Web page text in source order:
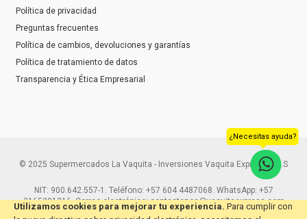
Utilizamos cookies para mejorar tu experiencia. Para cumplir con
Política de privacidad
Preguntas frecuentes
Política de cambios, devoluciones y garantías
Política de tratamiento de datos
Transparencia y Ética Empresarial
© 2025 Supermercados La Vaquita - Inversiones Vaquita Express S.A.S
NIT: 900.642.557-1. Teléfono: +57 604 4487068. WhatsApp: +57
3165291216. Correo electrónico: contactenos@vaquitaexpress.com
¿Necesitas ayuda?